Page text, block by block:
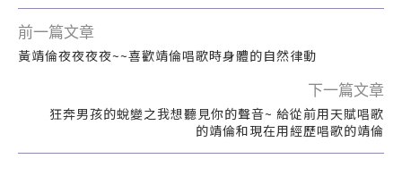
前一篇文章
黃靖倫夜夜夜夜~~喜歡靖倫唱歌時身體的自然律動
下一篇文章
狂奔男孩的蛻變之我想聽見你的聲音~ 給從前用天賦唱歌
的靖倫和現在用經歷唱歌的靖倫